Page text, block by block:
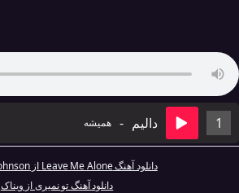
1 دالیم - همیشه
دانلود آهنگ Leave Me Alone از Syleena Johnson
دانلود آهنگ تو نمیری از ویناک